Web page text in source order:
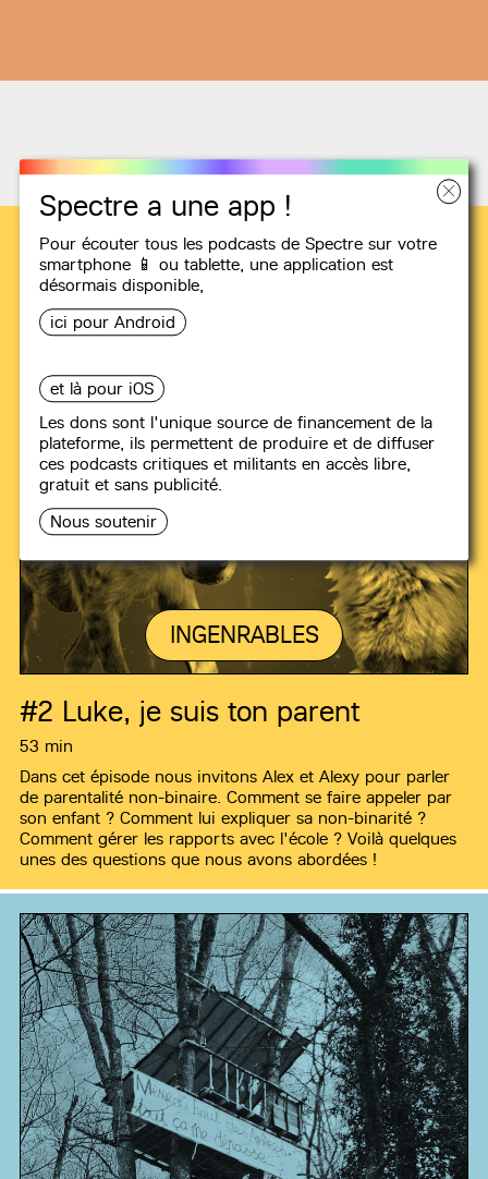
Spectre a une app !
Pour écouter tous les podcasts de Spectre sur votre
smartphone 📱 ou tablette, uneapplication est
désormais disponible,
ici pour Android
et là pour iOS
Les dons sont l'unique source de financement de la
plateforme, ils permettent de produire et de diffuser
ces podcasts critiques et militants en accès libre,
gratuit et sans publicité.
Nous soutenir
Recommandations
INGENRABLES
#2 Luke, je suis ton parent
53 min
Dans cet épisode nous invitons Alex et Alexy pour parler
de parentalité non-binaire. Comment se faire appeler par
son enfant ? Comment lui expliquer sa non-binarité ?
Comment gérer les rapports avec l'école ? Voilà quelques
unes des questions que nous avons abordées !